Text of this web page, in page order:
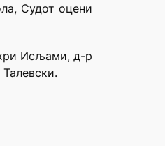
Судот оцени
Исљами, д-р